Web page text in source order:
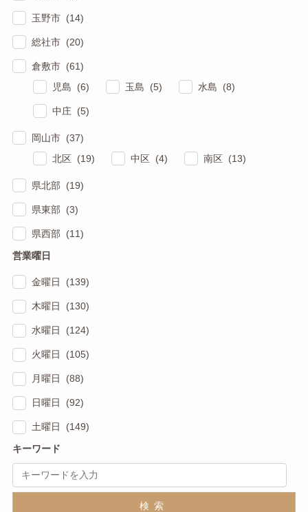
玉野市 (14)
総社市 (20)
倉敷市 (61)
児島 (6)
玉島 (5) 水島 (8)
中庄 (5)
岡山市 (37)
北区 (19)
中区 (4) 南区 (13)
県北部 (19)
県東部 (3)
県西部 (11)
営業曜日
金曜日 (139)
木曜日 (130)
水曜日 (124)
火曜日 (105)
月曜日 (88)
日曜日 (92)
土曜日 (149)
キーワード
検索